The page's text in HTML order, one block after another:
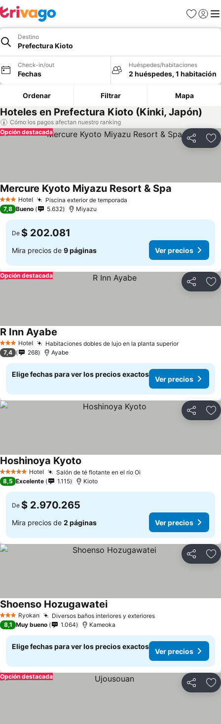
Favoritos
Iniciar
Destino
Prefectura Kioto
Check-in/out
Fechas
Huéspedes/habitaciones
2 huéspedes, 1 habitación
Ordenar Filtrar Mapa
Hoteles en Prefectura Kioto (Kinki, Japón)
Cómo los pagos afectan nuestro ranking
Compartir
Opción destacada
3 Estrellas
Hotel Piscina exterior de temporada
Mercure Kyoto Miyazu Resort & Spa
7,8 Bueno 5.632 Miyazu
De $ 202.081
Mira precios de 9 páginas Ver precios
Compartir
Opción destacada
3 Estrellas
Hotel Habitaciones dobles de lujo en la planta superiorVer precios
R Inn Ayabe
7,4 268 Ayabe
Elige fechas para ver los precios exactos
Ver precios
Compartir
5 Estrellas Hotel Salón de té flotante en el río Oi
Hoshinoya Kyoto
8,5 Excelente 1.115 Kioto
De $ 2.970.265
Mira precios de 2 páginas Ver precios
Compartir
3 EstrellasRyokan Diversos baños interiores y exterioresVer precios
Shoenso HozugawateiVer precios
8,1 Muy bueno 1.064 Kameoka
Elige fechas para ver los precios exactos
Ver precios
Compartir
Opción destacada